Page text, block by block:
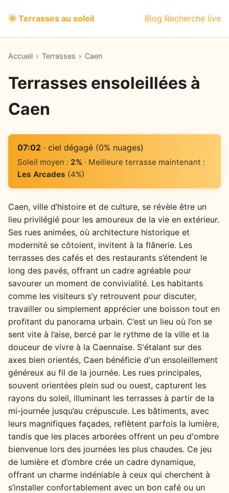
🌞 Terrasses au soleil Blog Recherche live
Accueil › Terrasses › Caen
Terrasses ensoleillées à
Caen
07:02· ciel dégagé (0% nuages)
Soleil moyen : 2% · Meilleure terrasse maintenant :
Les Arcades (4%)
Caen, ville d’histoire et de culture, se révèle être un
lieu privilégié pour les amoureux de la vie en extérieur.
Ses rues animées, où architecture historique et
modernité se côtoient, invitent à la flânerie. Les
terrasses des cafés et des restaurants s’étendent le
long des pavés, offrant un cadre agréable pour
savourer un moment de convivialité. Les habitants
comme les visiteurs s’y retrouvent pour discuter,
travailler ou simplement apprécier une boisson tout en
profitant du panorama urbain. C’est un lieu où l’on se
sent vite à l’aise, bercé par le rythme de la ville et la
douceur de vivre à la Caennaise. S'étalant sur des
axes bien orientés, Caen bénéficie d'un ensoleillement
généreux au fil de la journée. Les rues principales,
souvent orientées plein sud ou ouest, capturent les
rayons du soleil, illuminant les terrasses à partir de la
mi-journée jusqu’au crépuscule. Les bâtiments, avec
leurs magnifiques façades, reflètent parfois la lumière,
tandis que les places arborées offrent un peu d'ombre
bienvenue lors des journées les plus chaudes. Ce jeu
de lumière et d’ombre crée un cadre dynamique,
offrant un charme indéniable à ceux qui cherchent à
s’installer confortablement avec un bon café ou un